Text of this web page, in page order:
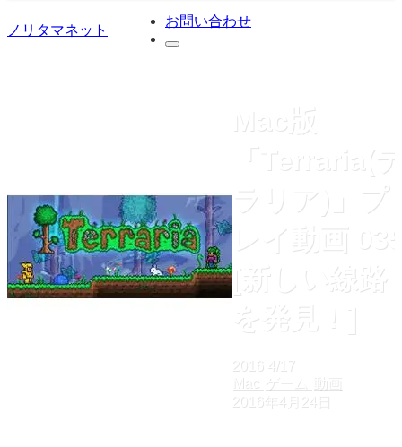
ノリタマネット
お問い合わせ
Mac版
「Terraria(
ラリア)」プ
レイ動画
[新しい線路
を発見！]
2016 4/17
Mac ゲーム
動画
2016年4月24日